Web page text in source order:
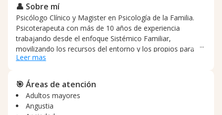
👤 Sobre mí
Psicólogo Clínico y Magister en Psicología de la Familia.
Psicoterapeuta con más de 10 años de experiencia
trabajando desde el enfoque Sistémico Familiar,
movilizando los recursos del entorno y los propios para
construir un espacio que permita encontrar una solución a
Leer mas
🎯 Áreas de atención
Adultos mayores
Angustia